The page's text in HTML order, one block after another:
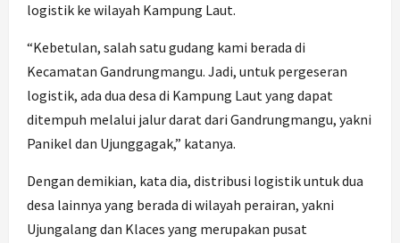
logistik ke wilayah Kampung Laut.
“Kebetulan, salah satu gudang kami berada di
Kecamatan Gandrungmangu. Jadi, untuk pergeseran
logistik, ada dua desa di Kampung Laut yang dapat
ditempuh melalui jalur darat dari Gandrungmangu, yakni
Panikel dan Ujunggagak,” katanya.
Dengan demikian, kata dia, distribusi logistik untuk dua
desa lainnya yang berada di wilayah perairan, yakni
Ujungalang dan Klaces yang merupakan pusat